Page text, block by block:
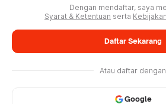
Dengan mendaftar, saya
Syarat & Ketentuan serta
Daftar Sekarang
Atau daftar dengan
Google